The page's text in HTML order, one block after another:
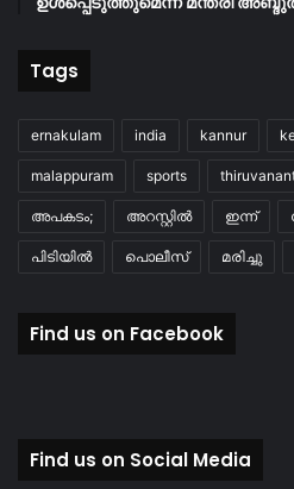
Tags
ernakulam india kannur
malappuram sports
അപകടം; അറസ്റ്റിൽ ഇന്ന്
പിടിയിൽ പൊലീസ് മരിച്ചു
Find us on Facebook
Find us on Social Media